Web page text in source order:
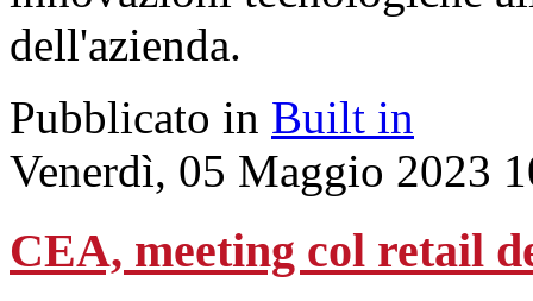
dell'azienda.
Pubblicato in Built in
Venerdì, 05 Maggio 2023
CEA, meeting col retail